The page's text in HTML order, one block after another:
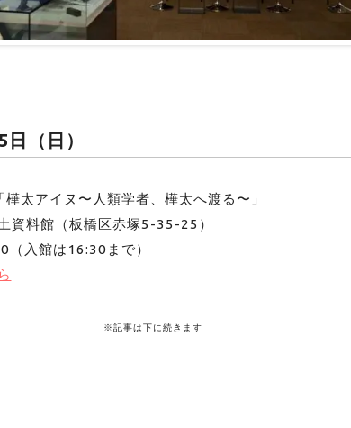
（日）
太アイヌ〜人類学者、樺太へ渡る〜」
資料館（板橋区赤塚5-35-25）
入館は16:30まで）
※記事は下に続きます